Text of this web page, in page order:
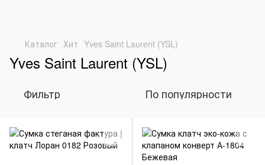
Каталог Хит Yves Saint Laurent (YSL)
Yves Saint Laurent (YSL)
Фильтр По популярности